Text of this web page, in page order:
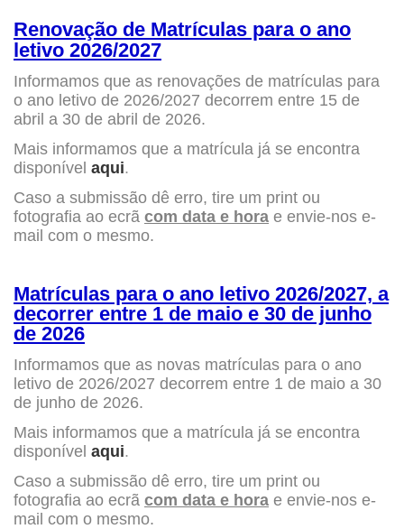
Renovação de Matrículas para o ano
letivo 2026/2027
Informamos que as renovações de matrículas para
o ano letivo de 2026/2027 decorrem entre 15 de
abril a 30 de abril de 2026.
Mais informamos que a matrícula já se encontra
disponível aqui.
Caso a submissão dê erro, tire um print ou
fotografia ao ecrã com data e hora e envie-nos e-
mail com o mesmo.
Matrículas para o ano letivo 2026/2027, a
decorrer entre 1 de maio e 30 de junho
de 2026
Informamos que as novas matrículas para o ano
letivo de 2026/2027 decorrem entre 1 de maio a 30
de junho de 2026.
Mais informamos que a matrícula já se encontra
disponível aqui.
Caso a submissão dê erro, tire um print ou
fotografia ao ecrã com data e hora e envie-nos e-
mail com o mesmo.